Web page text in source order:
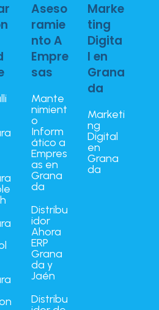
Aseso
ramie
nto A
Empre
sas
Mante
nimient
o
Inform
ático a
Empres
as en
Grana
da
Distribu
idor
Ahora
ERP
Grana
da y
Jaén
Distribu
Marke
ting
Digita
l en
Grana
da
Marketi
ng
Digital
en
Grana
da